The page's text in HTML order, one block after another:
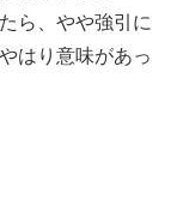
ら、やや強引に
はり意味があっ